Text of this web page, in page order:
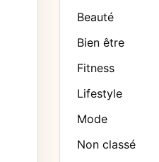
Beauté
Bien être
Fitness
Lifestyle
Mode
Non classé